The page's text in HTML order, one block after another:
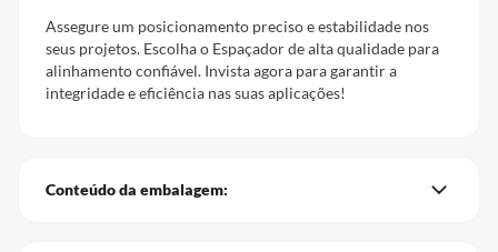
Assegure um posicionamento preciso e estabilidade nos
seus projetos. Escolha o Espaçador de alta qualidade para
alinhamento confiável. Invista agora para garantir a
integridade e eficiência nas suas aplicações!
Conteúdo da embalagem: